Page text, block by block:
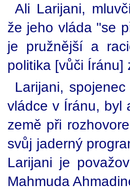
Ali Larijani,
že jeho vláda "se
je pružnější a
politika [vůči Íránu]
Larijani,
vládce v Íránu, byl
země při
svůj jaderný
Larijani je
Mahmuda